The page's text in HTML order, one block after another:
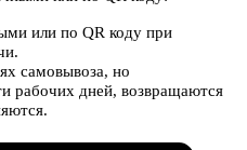
или по QR коду при
самовывоза, но
рабочих дней, возвращаются